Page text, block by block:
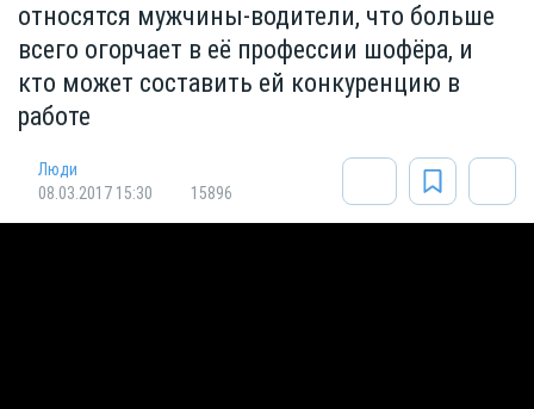
относятся мужчины-водители, что больше
всего огорчает в её профессии шофёра, и
кто может составить ей конкуренцию в
работе
Люди
08.03.2017 15:30
15896